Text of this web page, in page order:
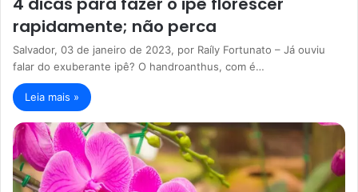
rapidamente; não perca
Salvador, 03 de janeiro de 2023, por Raíly Fortunato – Já ouviu
falar do exuberante ipê? O handroanthus, com é…
Leia mais »